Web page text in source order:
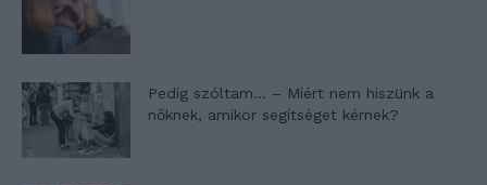
Pedig szóltam… – Miért nem hiszünk a
nőknek, amikor segítséget kérnek?